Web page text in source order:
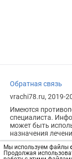
Мы используем файлы
Продолжая
Обратная связь
vrachi78.ru, 2019-
Имеются
специалиста.
может быть
назначения
Возрастное